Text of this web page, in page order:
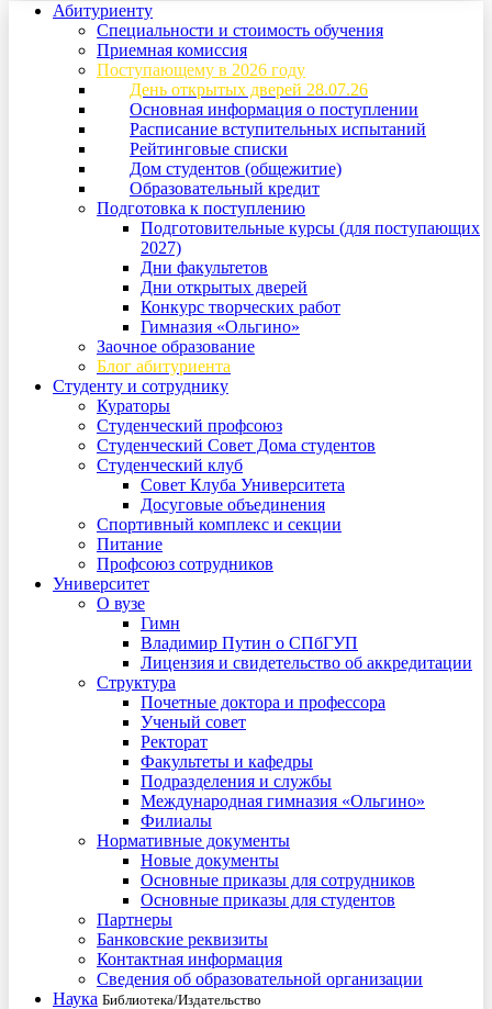
Абитуриенту
Специальности и стоимость обучения
Приемная комиссия
Поступающему в 2026 году
День открытых дверей 28.07.26
Основная информация о поступлении
Расписание вступительных испытаний
Рейтинговые списки
Дом студентов (общежитие)
Образовательный кредит
Подготовка к поступлению
Подготовительные курсы (для поступающих
2027)
Дни факультетов
Дни открытых дверей
Конкурс творческих работ
Гимназия «Ольгино»
Заочное образование
Блог абитуриента
Студенту и сотруднику
Кураторы
Студенческий профсоюз
Студенческий Совет Дома студентов
Студенческий клуб
Совет Клуба Университета
Досуговые объединения
Спортивный комплекс и секции
Питание
Профсоюз сотрудников
Университет
О вузе
Гимн
Владимир Путин о СПбГУП
Лицензия и свидетельство об аккредитации
Структура
Почетные доктора и профессора
Ученый совет
Ректорат
Факультеты и кафедры
Подразделения и службы
Международная гимназия «Ольгино»
Филиалы
Нормативные документы
Новые документы
Основные приказы для сотрудников
Основные приказы для студентов
Партнеры
Банковские реквизиты
Контактная информация
Сведения об образовательной организации
Наука Библиотека/Издательство